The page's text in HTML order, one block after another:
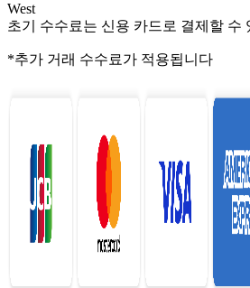
West
초기 수수료는 신용 카드로 결제할 수
*추가 거래 수수료가 적용됩니다